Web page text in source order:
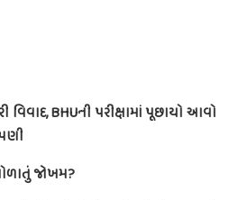
BHUની પરીક્ષામાં પૂછાયો આવો
જોખમ?